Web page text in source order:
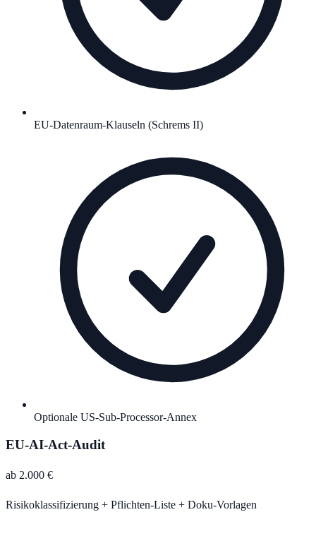
EU-Datenraum-Klauseln (Schrems II)
Optionale US-Sub-Processor-Annex
EU-AI-Act-Audit
ab 2.000 €
Risikoklassifizierung + Pflichten-Liste + Doku-Vorlagen